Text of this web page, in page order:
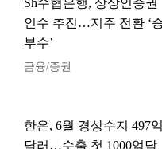
Sh수협은행, 상상인증권
인수 추진…지주 전환 ‘
부수’
금융/증권
한은, 6월 경상수지 497억
달러…수출 첫 1000억달